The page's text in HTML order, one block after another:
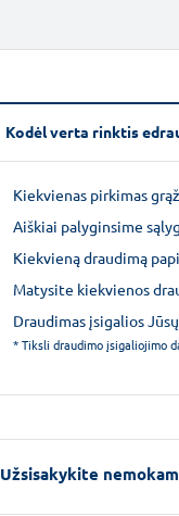
Kodėl verta rinktis
Kiekvienas pirkimas
Aiškiai palyginsime
Kiekvieną draudimą
Matysite kiekvienos
Draudimas įsigalios
* Tiksli draudimo įsigaliojimo
Užsisakykite